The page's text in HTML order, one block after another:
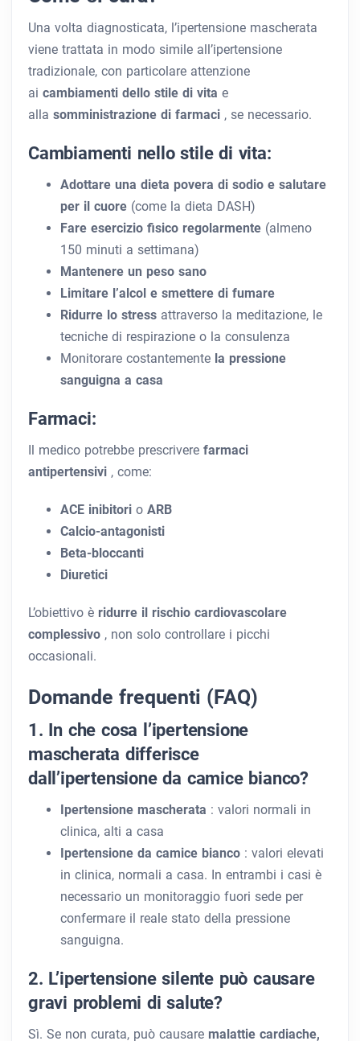
Una volta diagnosticata, l’ipertensione mascherata
viene trattata in modo simile all’ipertensione
tradizionale, con particolare attenzione
ai cambiamenti dello stile di vita e
alla somministrazione di farmaci , se necessario.
Cambiamenti nello stile di vita:
Adottare una dieta povera di sodio e salutare
per il cuore (come la dieta DASH)
Fare esercizio fisico regolarmente (almeno
150 minuti a settimana)
Mantenere un peso sano
Limitare l’alcol e smettere di fumare
Ridurre lo stress attraverso la meditazione, le
tecniche di respirazione o la consulenza
Monitorare costantemente la pressione
sanguigna a casa
Farmaci:
Il medico potrebbe prescrivere farmaci
antipertensivi , come:
ACE inibitori o ARB
Calcio-antagonisti
Beta-bloccanti
Diuretici
L’obiettivo è ridurre il rischio cardiovascolare
complessivo , non solo controllare i picchi
occasionali.
Domande frequenti (FAQ)
1. In che cosa l’ipertensione
mascherata differisce
dall’ipertensione da camice bianco?
Ipertensione mascherata : valori normali in
clinica, alti a casa
Ipertensione da camice bianco : valori elevati
in clinica, normali a casa. In entrambi i casi è
necessario un monitoraggio fuori sede per
confermare il reale stato della pressione
sanguigna.
2. L’ipertensione silente può causare
gravi problemi di salute?
Sì. Se non curata, può causare malattie cardiache,